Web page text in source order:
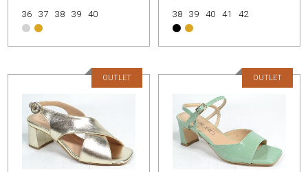
36 37 38 39 40 38 39 40 41 42
OUTLET OUTLET